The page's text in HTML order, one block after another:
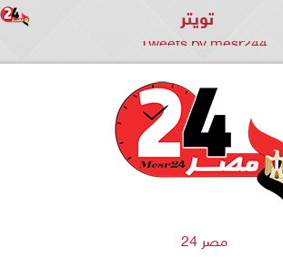
تويتر
Tweets by mesr244
مصر 24